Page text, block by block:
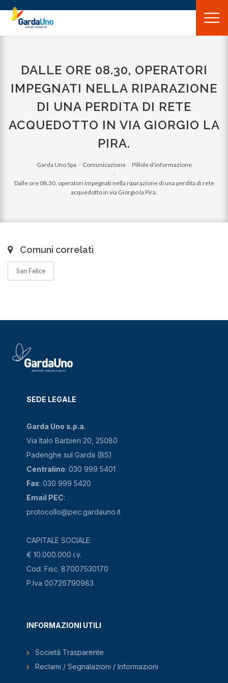
Gardauno
Spa
DALLE ORE 08.30, OPERATORI
IMPEGNATI NELLA RIPARAZIONE
DI UNA PERDITA DI RETE
ACQUEDOTTO IN VIA GIORGIO LA
PIRA.
Garda Uno Spa Comunicazione Pillole d'informazione
Dalle ore 08.30, operatori impegnati nella riparazione di una perdita di rete
acquedotto in via Giorgio la Pira.
Comuni correlati
San Felice
SEDE LEGALE
Garda Uno s.p.a.
Via Italo Barbieri 20, 25080
Padenghe sul Garda (BS)
Centralino: 030 999 5401
Fax: 030 999 5420
Email PEC:
protocollo@pec.gardauno.it
CAPITALE SOCIALE:
€ 10.000.000 i.v.
Cod. Fisc. 87007530170
P.Iva 00726790983
INFORMAZIONI UTILI
Società Trasparente
Reclami / Segnalazioni / Informazioni